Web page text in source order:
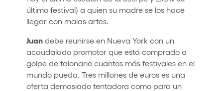
último festival) a quien su madre se los hace
llegar con malas artes.
Juandebe reunirse en Nueva York con un
acaudalado promotor que está comprado a
golpe de talonario cuantos más festivales en el
mundo pueda. Tres millones de euros es una
oferta demasiado tentadora como para un